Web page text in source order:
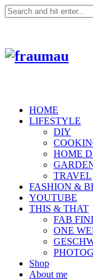
HOME
LIFESTYLE
DIY
HOME
TRAVEL
FASHION &
YOUTUBE
THIS & THAT
FAB
ONE
Shop
About me